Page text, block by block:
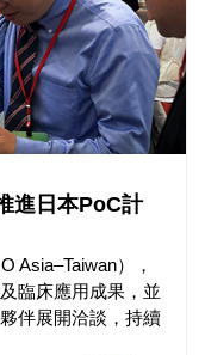
進日本PoC計
Asia–Taiwan），
臨床應用成果，並
伴展開洽談，持續